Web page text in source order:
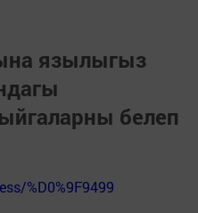
язылыгыз
белеп
%D0%9F9499